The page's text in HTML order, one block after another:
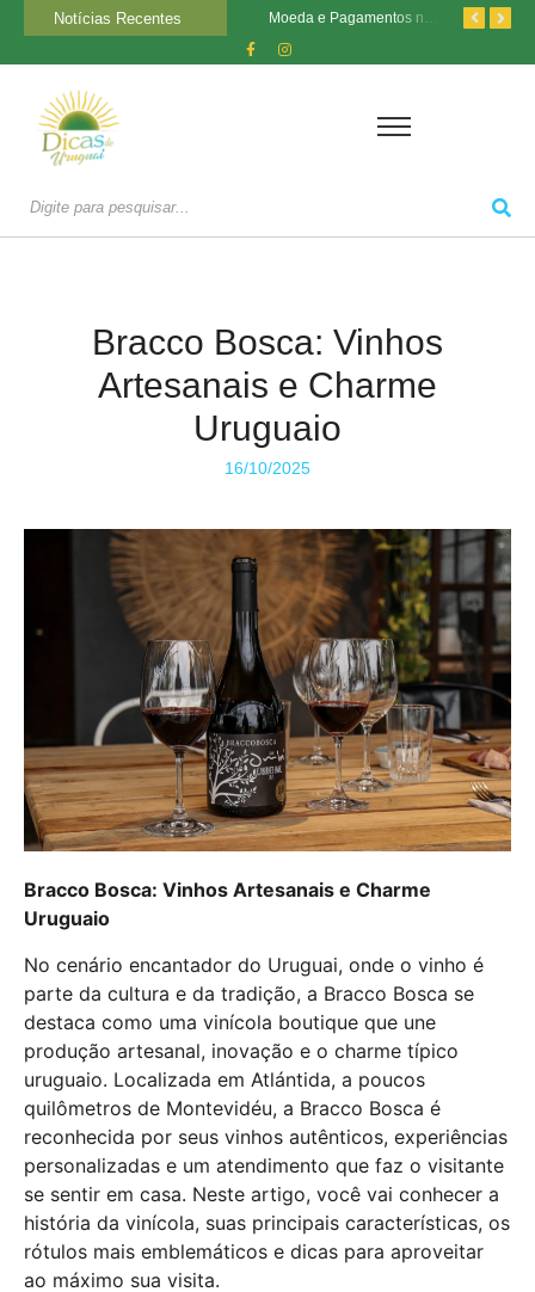
Notícias Recentes Moeda e Pagamentos no Uruguai: O Que Você Precisa Saber
Bracco Bosca: Vinhos
Artesanais e Charme
Uruguaio
16/10/2025
Bracco Bosca: Vinhos Artesanais e Charme
Uruguaio
No cenário encantador do Uruguai, onde o vinho é
parte da cultura e da tradição, a Bracco Bosca se
destaca como uma vinícola boutique que une
produção artesanal, inovação e o charme típico
uruguaio. Localizada em Atlántida, a poucos
quilômetros de Montevidéu, a Bracco Bosca é
reconhecida por seus vinhos autênticos, experiências
personalizadas e um atendimento que faz o visitante
se sentir em casa. Neste artigo, você vai conhecer a
história da vinícola, suas principais características, os
rótulos mais emblemáticos e dicas para aproveitar
ao máximo sua visita.